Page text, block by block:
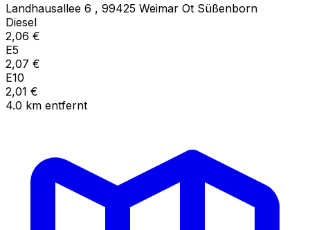
Landhausallee 6 , 99425 Weimar Ot Süßenborn
Diesel
2,06 €
E5
2,07 €
E10
2,01 €
4.0 km entfernt